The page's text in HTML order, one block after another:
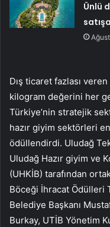
Ünlü
Dış ticaret fazlası
kilogram değerini her
Türkiye’nin stratejik
hazır giyim sektörleri en
ödüllendirdi. Uludağ
Uludağ Hazır giyim ve
(UHKİB) tarafından
Böceği İhracat Ödülleri
Belediye Başkanı
Burkay, UTİB Yönetim